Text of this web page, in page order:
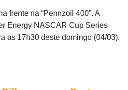
frente na “Pennzoil 400”. A
Energy NASCAR Cup Series
as 17h30 deste domingo (04/03),